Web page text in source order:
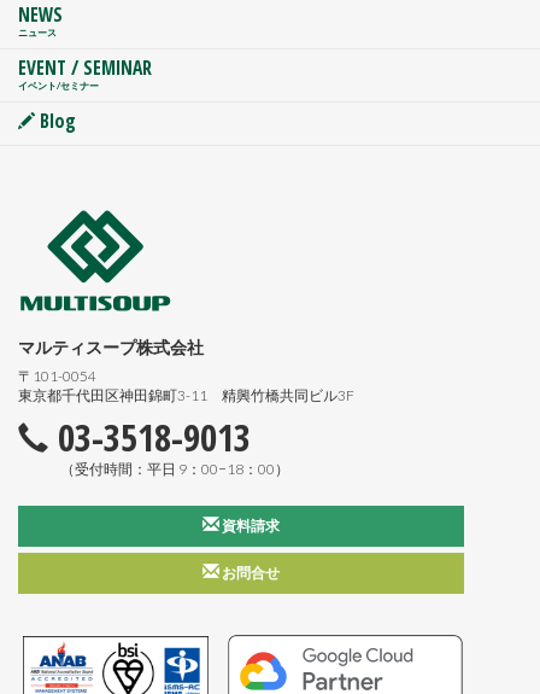
NEWS
ニュース
EVENT / SEMINAR
イベント/セミナー
Blog
マルティスープ株式会社
〒101-0054
東京都千代田区神田錦町3-11 精興竹橋共同ビル3F
03-3518-9013
（受付時間：平日 9：00−18：00）
資料請求
お問合せ